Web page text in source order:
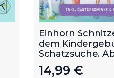
Einhorn
dem
Schatzsuche.
14,99 €